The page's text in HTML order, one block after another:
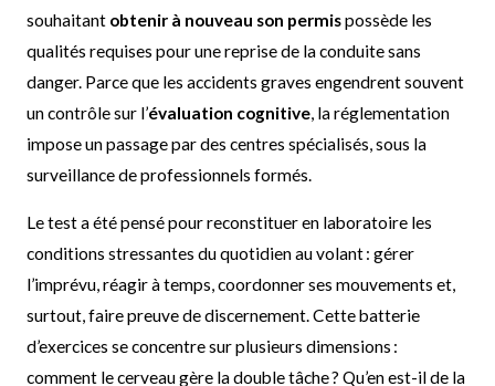
souhaitant obtenir à nouveau son permispossède les
qualités requises pour une reprise de la conduite sans
danger. Parce que les accidents graves engendrent souvent
un contrôle sur l’évaluation cognitive, la réglementation
impose un passage par des centres spécialisés, sous la
surveillance de professionnels formés.
Le test a été pensé pour reconstituer en laboratoire les
conditions stressantes du quotidien au volant : gérer
l’imprévu, réagir à temps, coordonner ses mouvements et,
surtout, faire preuve de discernement. Cette batterie
d’exercices se concentre sur plusieurs dimensions :
comment le cerveau gère la double tâche ? Qu’en est-il de la